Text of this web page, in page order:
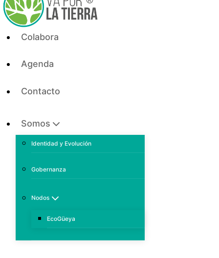
Colabora
Agenda
Contacto
Somos
Identidad y Evolución
Gobernanza
Nodos
EcoGüeya